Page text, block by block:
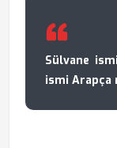
Sülvane
ismi Arapça